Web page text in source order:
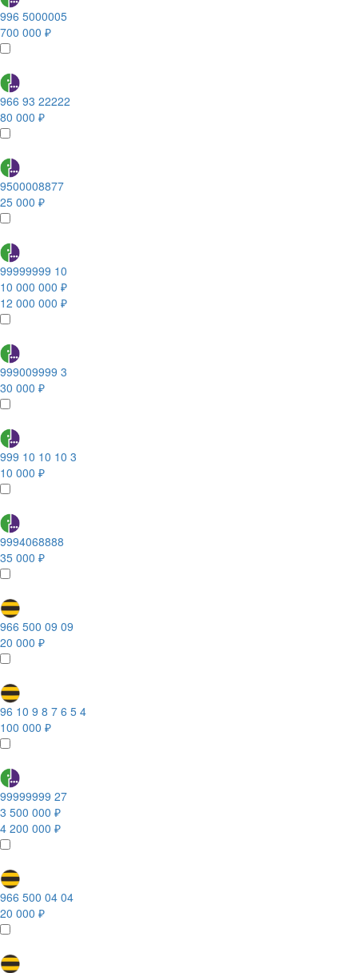
996 5000005
700 000 ₽
966 93 22222
80 000 ₽
9500008877
25 000 ₽
99999999 10
10 000 000 ₽
12 000 000 ₽
999009999 3
30 000 ₽
999 10 10 10 3
10 000 ₽
9994068888
35 000 ₽
966 500 09 09
20 000 ₽
96 10 9 8 7 6 5 4
100 000 ₽
99999999 27
3 500 000 ₽
4 200 000 ₽
966 500 04 04
20 000 ₽